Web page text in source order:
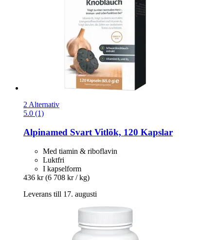
2 Alternativ
5.0 (1)
Alpinamed Svart Vitlök, 120 Kapslar
Med tiamin & riboflavin
Luktfri
I kapselform
436 kr (6 708 kr / kg)
Leverans till 17. augusti